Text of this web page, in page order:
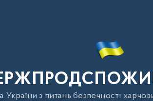
з питань безпечності